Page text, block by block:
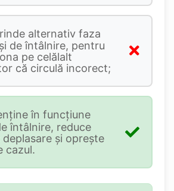
alternativ faza
de întâlnire, pentru
pe celălalt
că circulă incorect;
în funcţiune
întâlnire, reduce
şi opreşte
cazul.